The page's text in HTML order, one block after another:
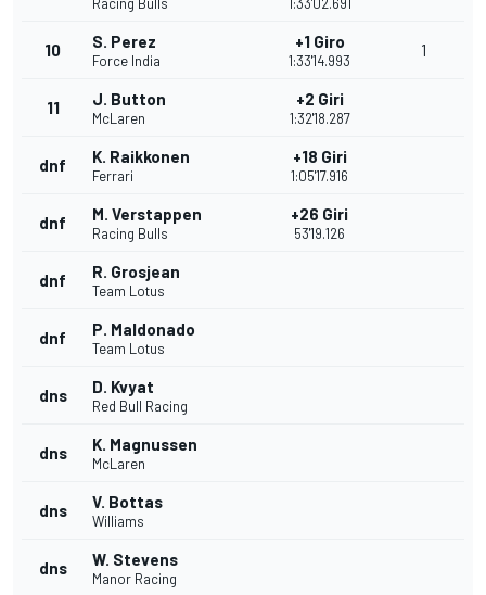
10 S. Perez
Force India
+1 Giro
1:33'14.993
1
11 J. Button
McLaren
+2 Giri
1:32'18.287
dnf K. Raikkonen
Ferrari
+18 Giri
1:05'17.916
dnf M. Verstappen
Racing Bulls
+26 Giri
53'19.126
dnf R. Grosjean
Team Lotus
dnf P. Maldonado
Team Lotus
dns D. Kvyat
Red Bull Racing
dns K. Magnussen
McLaren
dns V. Bottas
Williams
dns W. Stevens
Manor Racing